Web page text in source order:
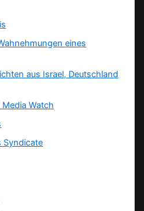
eines
aus Israel, Deutschland
Watch
Syndicate